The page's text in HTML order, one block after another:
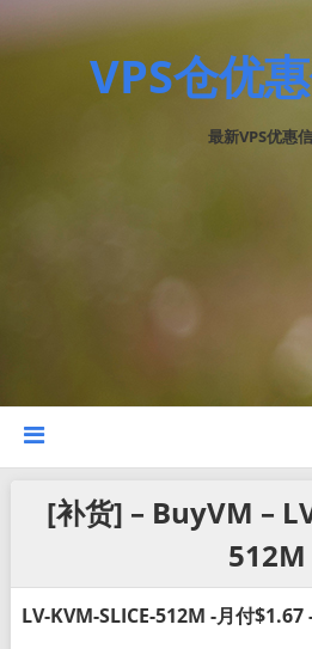
VPS仓优
最新VPS优惠
[补货] – BuyVM –
512M
LV-KVM-SLICE-512M -月付$1.67